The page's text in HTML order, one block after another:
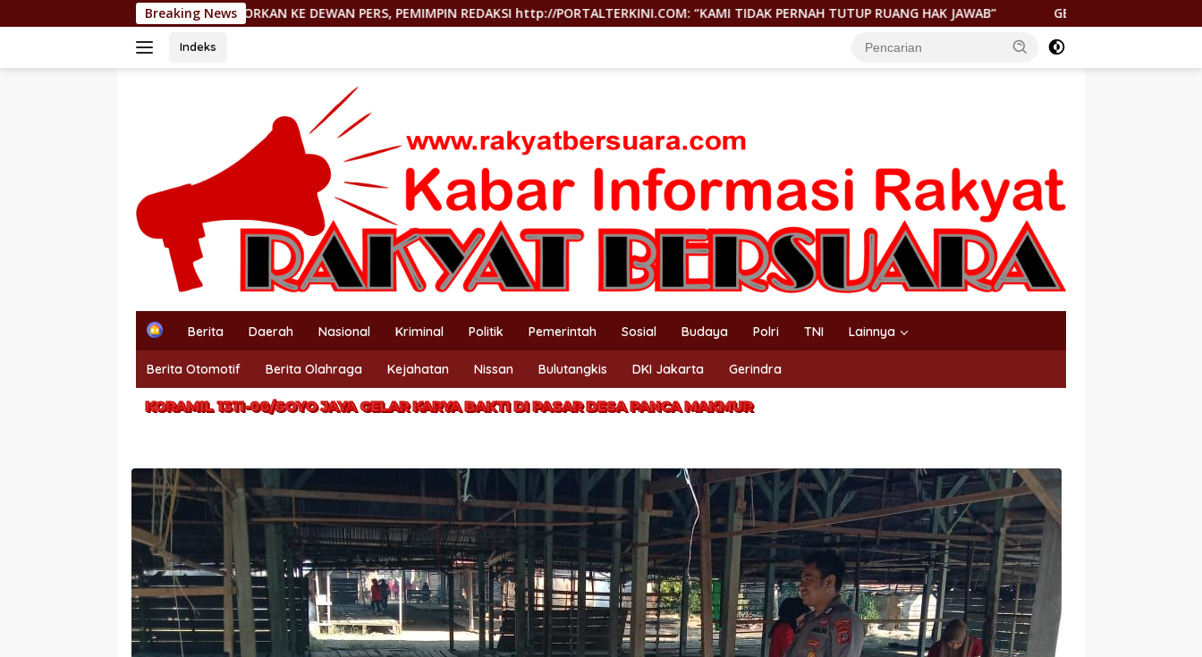
ke
Breaking News
DILAPORKAN KE DEWAN PERS, PEMIMPIN REDAKSI http://PORTALTERKINI.COM: “KAMI TIDAK PERNAH TUTUP RUANG HAK JAWAB” GEGER! JENAZAH DITEMUKAN DI PANTAI KEUREA
Indeks
H
m
e
Berita Daerah Nasional Kriminal Politik Pemerintah Sosial Budaya Polri TNI Lainnya
Berita Otomotif Berita Olahraga Kejahatan Nissan Bulutangkis DKI Jakarta Gerindra
KORAMIL 1311-08/SOYO JAYA GELAR KARYA BAKTI DI PASAR DESA PANCA MAKMUR